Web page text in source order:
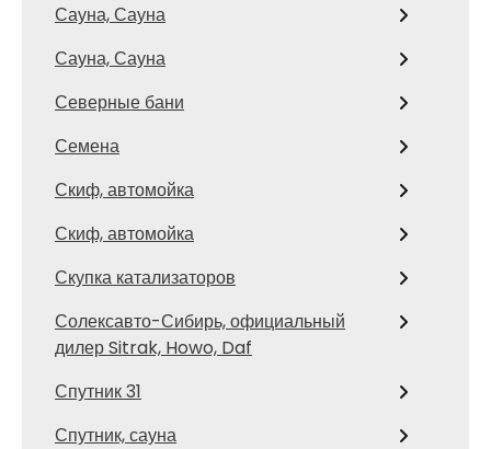
Сауна, Сауна
Сауна, Сауна
Северные бани
Семена
Скиф, автомойка
Скиф, автомойка
Скупка катализаторов
Солексавто-Сибирь, официальный
дилер Sitrak, Howo, Daf
Спутник 31
Спутник, сауна